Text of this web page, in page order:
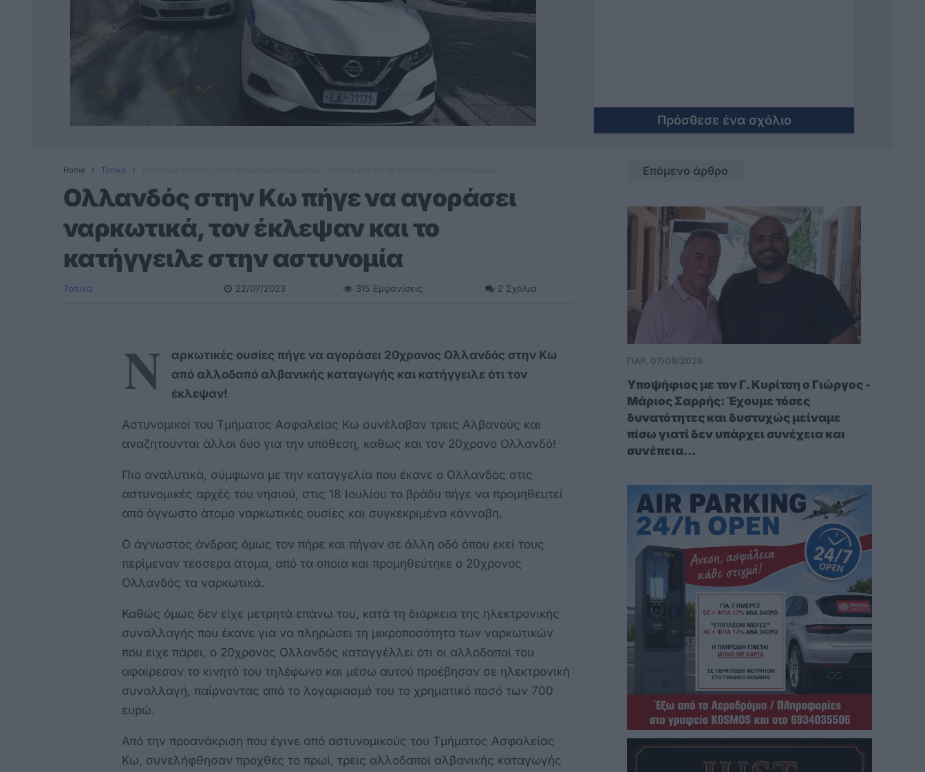
Πρόσθεσε ένα σχόλιο
Home Τοπικά
Ολλανδός στην Κω πήγε να αγοράσει
ναρκωτικά, τον έκλεψαν και το
κατήγγειλε στην αστυνομία
Τοπικά 22/07/2023 315 Εμφανίσεις 2 Σχόλια
Ν
αρκωτικές ουσίες πήγε να αγοράσει 20χρονος Ολλανδός στην Κω
από αλλοδαπό αλβανικής καταγωγής και κατήγγειλε ότι τον
έκλεψαν!
Αστυνομικοί του Τμήματος Ασφαλείας Κω συνέλαβαν τρεις Αλβανούς και
αναζητούνται άλλοι δύο για την υπόθεση, καθώς και τον 20χρονο Ολλανδό!
Πιο αναλυτικά, σύμφωνα με την καταγγελία που έκανε ο Ολλανδός στις
αστυνομικές αρχές του νησιού, στις 18 Ιουλίου το βράδυ πήγε να προμηθευτεί
από άγνωστο άτομο ναρκωτικές ουσίες και συγκεκριμένα κάνναβη.
Ο άγνωστος άνδρας όμως τον πήρε και πήγαν σε άλλη οδό όπου εκεί τους
περίμεναν τέσσερα άτομα, από τα οποία και προμηθεύτηκε ο 20χρονος
Ολλανδός τα ναρκωτικά.
Καθώς όμως δεν είχε μετρητά επάνω του, κατά τη διάρκεια της ηλεκτρονικής
συναλλαγής που έκανε για να πληρώσει τη μικροποσότητα των ναρκωτικών
που είχε πάρει, ο 20χρονος Ολλανδός καταγγέλλει ότι οι αλλοδαποί του
αφαίρεσαν το κινητό του τηλέφωνο και μέσω αυτού προέβησαν σε ηλεκτρονική
συναλλαγή, παίρνοντας από το λογαριασμό του το χρηματικό ποσό των 700
ευρώ.
Από την προανάκριση που έγινε από αστυνομικούς του Τμήματος Ασφαλείας
Κω, συνελήφθησαν προχθές το πρωί, τρεις αλλοδαποί αλβανικής καταγωγής
Επόμενο άρθρο
ΠΑΡ, 07/08/2026
Υποψήφιος με τον Γ. Κυρίτση ο Γιώργος -
Μάριος Σαρρής: Έχουμε τόσες
δυνατότητες και δυστυχώς μείναμε
πίσω γιατί δεν υπάρχει συνέχεια και
συνέπεια...